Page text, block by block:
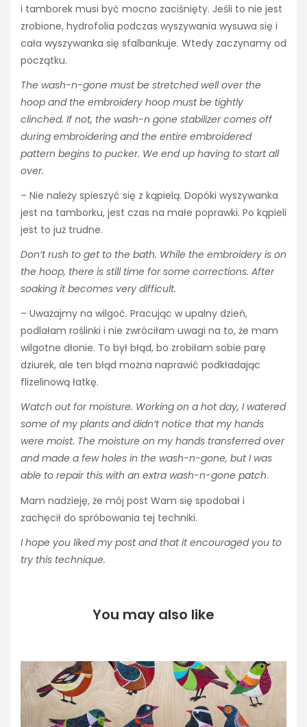
i tamborek musi być mocno zaciśnięty. Jeśli to nie jest
zrobione, hydrofolia podczas wyszywania wysuwa się i
cała wyszywanka się sfalbankuje. Wtedy zaczynamy od
początku.
The wash-n-gone must be stretched well over the
hoop and the embroidery hoop must be tightly
clinched. If not, the wash-n gone stabilizer comes off
during embroidering and the entire embroidered
pattern begins to pucker. We end up having to start all
over.
– Nie należy spieszyć się z kąpielą. Dopóki wyszywanka
jest na tamborku, jest czas na małe poprawki. Po kąpieli
jest to już trudne.
Don’t rush to get to the bath. While the embroidery is on
the hoop, there is still time for some corrections. After
soaking it becomes very difficult.
– Uważajmy na wilgoć. Pracując w upalny dzień,
podlałam roślinki i nie zwróciłam uwagi na to, że mam
wilgotne dłonie. To był błąd, bo zrobiłam sobie parę
dziurek, ale ten błąd można naprawić podkładając
flizelinową łatkę.
Watch out for moisture. Working on a hot day, I watered
some of my plants and didn’t notice that my hands
were moist. The moisture on my hands transferred over
and made a few holes in the wash-n-gone, but I was
able to repair this with an extra wash-n-gone patch.
Mam nadzieję, że mój post Wam się spodobał i
zachęcił do spróbowania tej techniki.
I hope you liked my post and that it encouraged you to
try this technique.
You may also like